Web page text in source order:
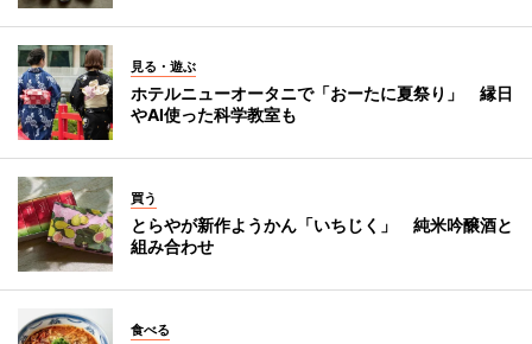
見る・遊ぶ
ホテルニューオータニで「おーたに夏祭り」 縁日
やAI使った科学教室も
買う
とらやが新作ようかん「いちじく」 純米吟醸酒と
組み合わせ
食べる